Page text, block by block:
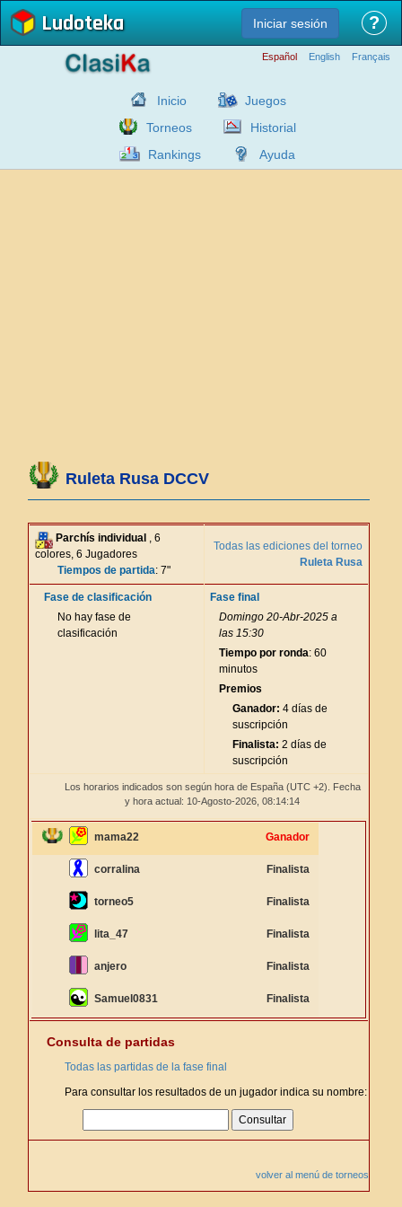
Ludoteka Iniciar sesión ?
Español English Français
Inicio
Juegos
Torneos
Historial
Rankings
Ayuda
Ruleta Rusa DCCV
Parchís individual , 6
colores, 6 Jugadores
Tiempos de partida: 7"
Todas las ediciones del torneo
Ruleta Rusa
Fase de clasificación
No hay fase de
clasificación
Fase final
Domingo 20-Abr-2025 a
las 15:30
Tiempo por ronda: 60
minutos
Premios
Ganador: 4 días de
suscripción
Finalista: 2 días de
suscripción
Los horarios indicados son según hora de España (UTC +2). Fecha
y hora actual: 10-Agosto-2026, 08:14:14
mama22 Ganador
corralina Finalista
torneo5 Finalista
lita_47 Finalista
anjero Finalista
Samuel0831 Finalista
Consulta de partidas
Todas las partidas de la fase final
Para consultar los resultados de un jugador indica su nombre:
volver al menú de torneos